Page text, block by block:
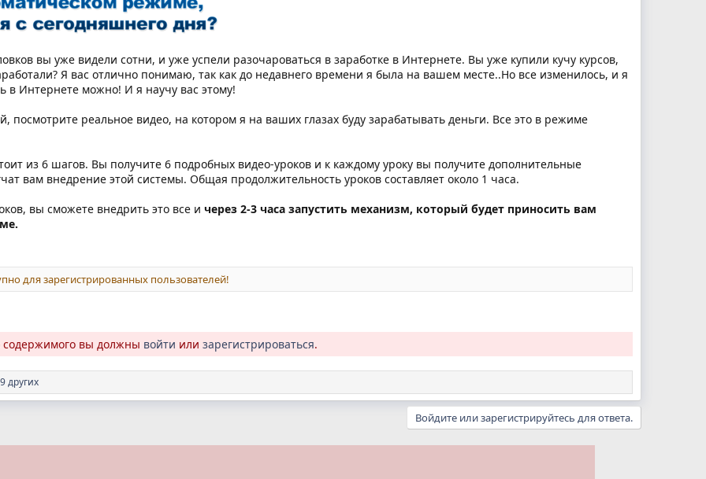
вы уже видели сотни, и уже успели разочароваться в заработке в Интернете. Вы уже купили кучу курсов,
Я вас отлично понимаю, так как до недавнего времени я была на вашем месте..Но все изменилось, и я
в Интернете можно! И я научу вас этому!
посмотрите реальное видео, на котором я на ваших глазах буду зарабатывать деньги. Все это в режиме
из 6 шагов. Вы получите 6 подробных видео-уроков и к каждому уроку вы получите дополнительные
вам внедрение этой системы. Общая продолжительность уроков составляет около 1 часа.
вы сможете внедрить это все и через 2-3 часа запустить механизм, который будет приносить вам
для зарегистрированных пользователей!
содержимого вы должны войти или зарегистрироваться.
других
Войдите или зарегистрируйтесь для ответа.